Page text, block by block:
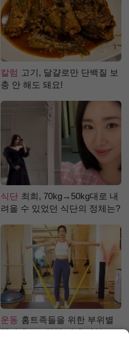
칼럼 고기, 달걀로만 단백질 보
충 안 해도 돼요!
식단 최희, 70kg→50kg대로 내
려올 수 있었던 식단의 정체는?
운동 홈트족들을 위한 부위별
필라테스 – 직각 어깨 라인 만